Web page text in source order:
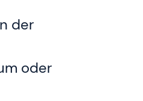
der
oder